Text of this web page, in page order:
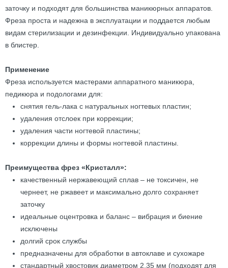
заточку и подходят для большинства маникюрных аппаратов.
Фреза проста и надежна в эксплуатации и поддается любым
видам стерилизации и дезинфекции. Индивидуально упакована
в блистер.
Применение
Фреза используется мастерами аппаратного маникюра,
педикюра и подологами для:
снятия гель-лака с натуральных ногтевых пластин;
удаления отслоек при коррекции;
удаления части ногтевой пластины;
коррекции длины и формы ногтевой пластины.
Преимущества фрез «Кристалл»:
качественный нержавеющий сплав – не токсичен, не
чернеет, не ржавеет и максимально долго сохраняет
заточку
идеальные оцентровка и баланс – вибрация и биение
исключены
долгий срок службы
предназначены для обработки в автоклаве и сухожаре
стандартный хвостовик диаметром 2,35 мм (подходят для